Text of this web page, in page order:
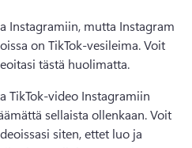
Instagramiin, mutta Instagram
in a new tab)
on TikTok-vesileima. Voit
tästä huolimatta.
TikTok-video Instagramiin
sellaista ollenkaan. Voit
siten, ettet luo ja